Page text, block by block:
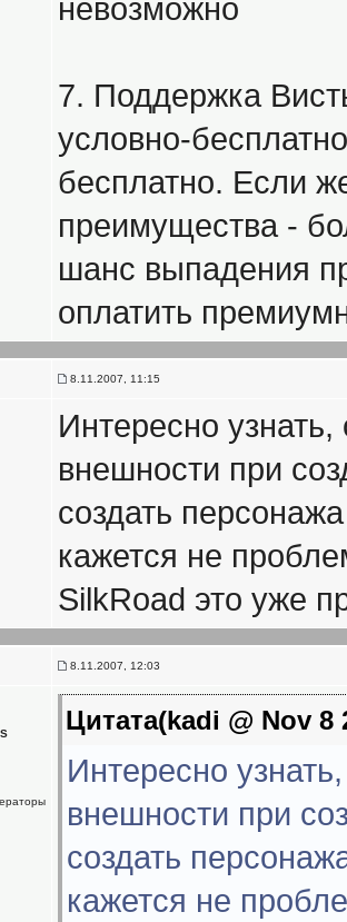
невозможно
7. Поддержка
условно-
бесплатно. Если
преимущества -
шанс выпадения
оплатить
8.11.2007, 11:15
Интересно
внешности при
создать
кажется не
SilkRoad это уже
8.11.2007, 12:03
Цитата(kadi @ Nov 8
Интересно
внешности при
создать
кажется не